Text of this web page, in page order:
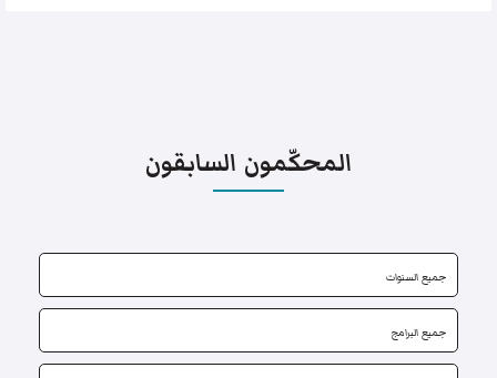
المحكّمون السابقون